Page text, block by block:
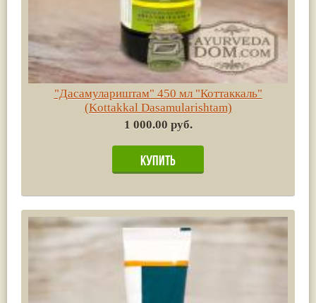
"Дасамулариштам" 450 мл "Коттаккаль"
(Kottakkal Dasamularishtam)
1 000.00 руб.